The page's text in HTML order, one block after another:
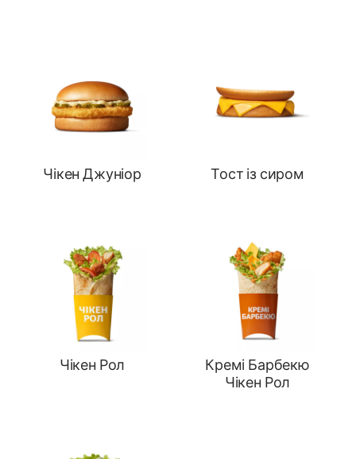
Чікен Джуніор Тост із сиром
Чікен Рол
Кремі Барбекю
Чікен Рол